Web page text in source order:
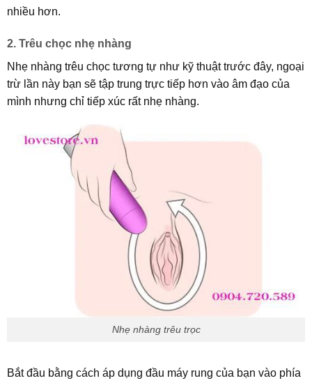
nhiều hơn.
2. Trêu chọc nhẹ nhàng
Nhẹ nhàng trêu chọc tương tự như kỹ thuật trước đây, ngoại
trừ lần này bạn sẽ tập trung trực tiếp hơn vào âm đạo của
mình nhưng chỉ tiếp xúc rất nhẹ nhàng.
Nhẹ nhàng trêu trọc
Bắt đầu bằng cách áp dụng đầu máy rung của bạn vào phía